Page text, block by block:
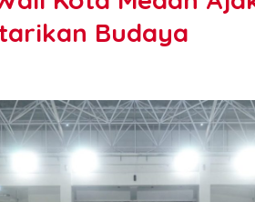
Budaya